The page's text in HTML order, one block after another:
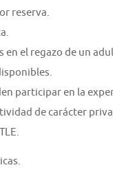
reserva.
en el regazo de un
participar en la
de carácter